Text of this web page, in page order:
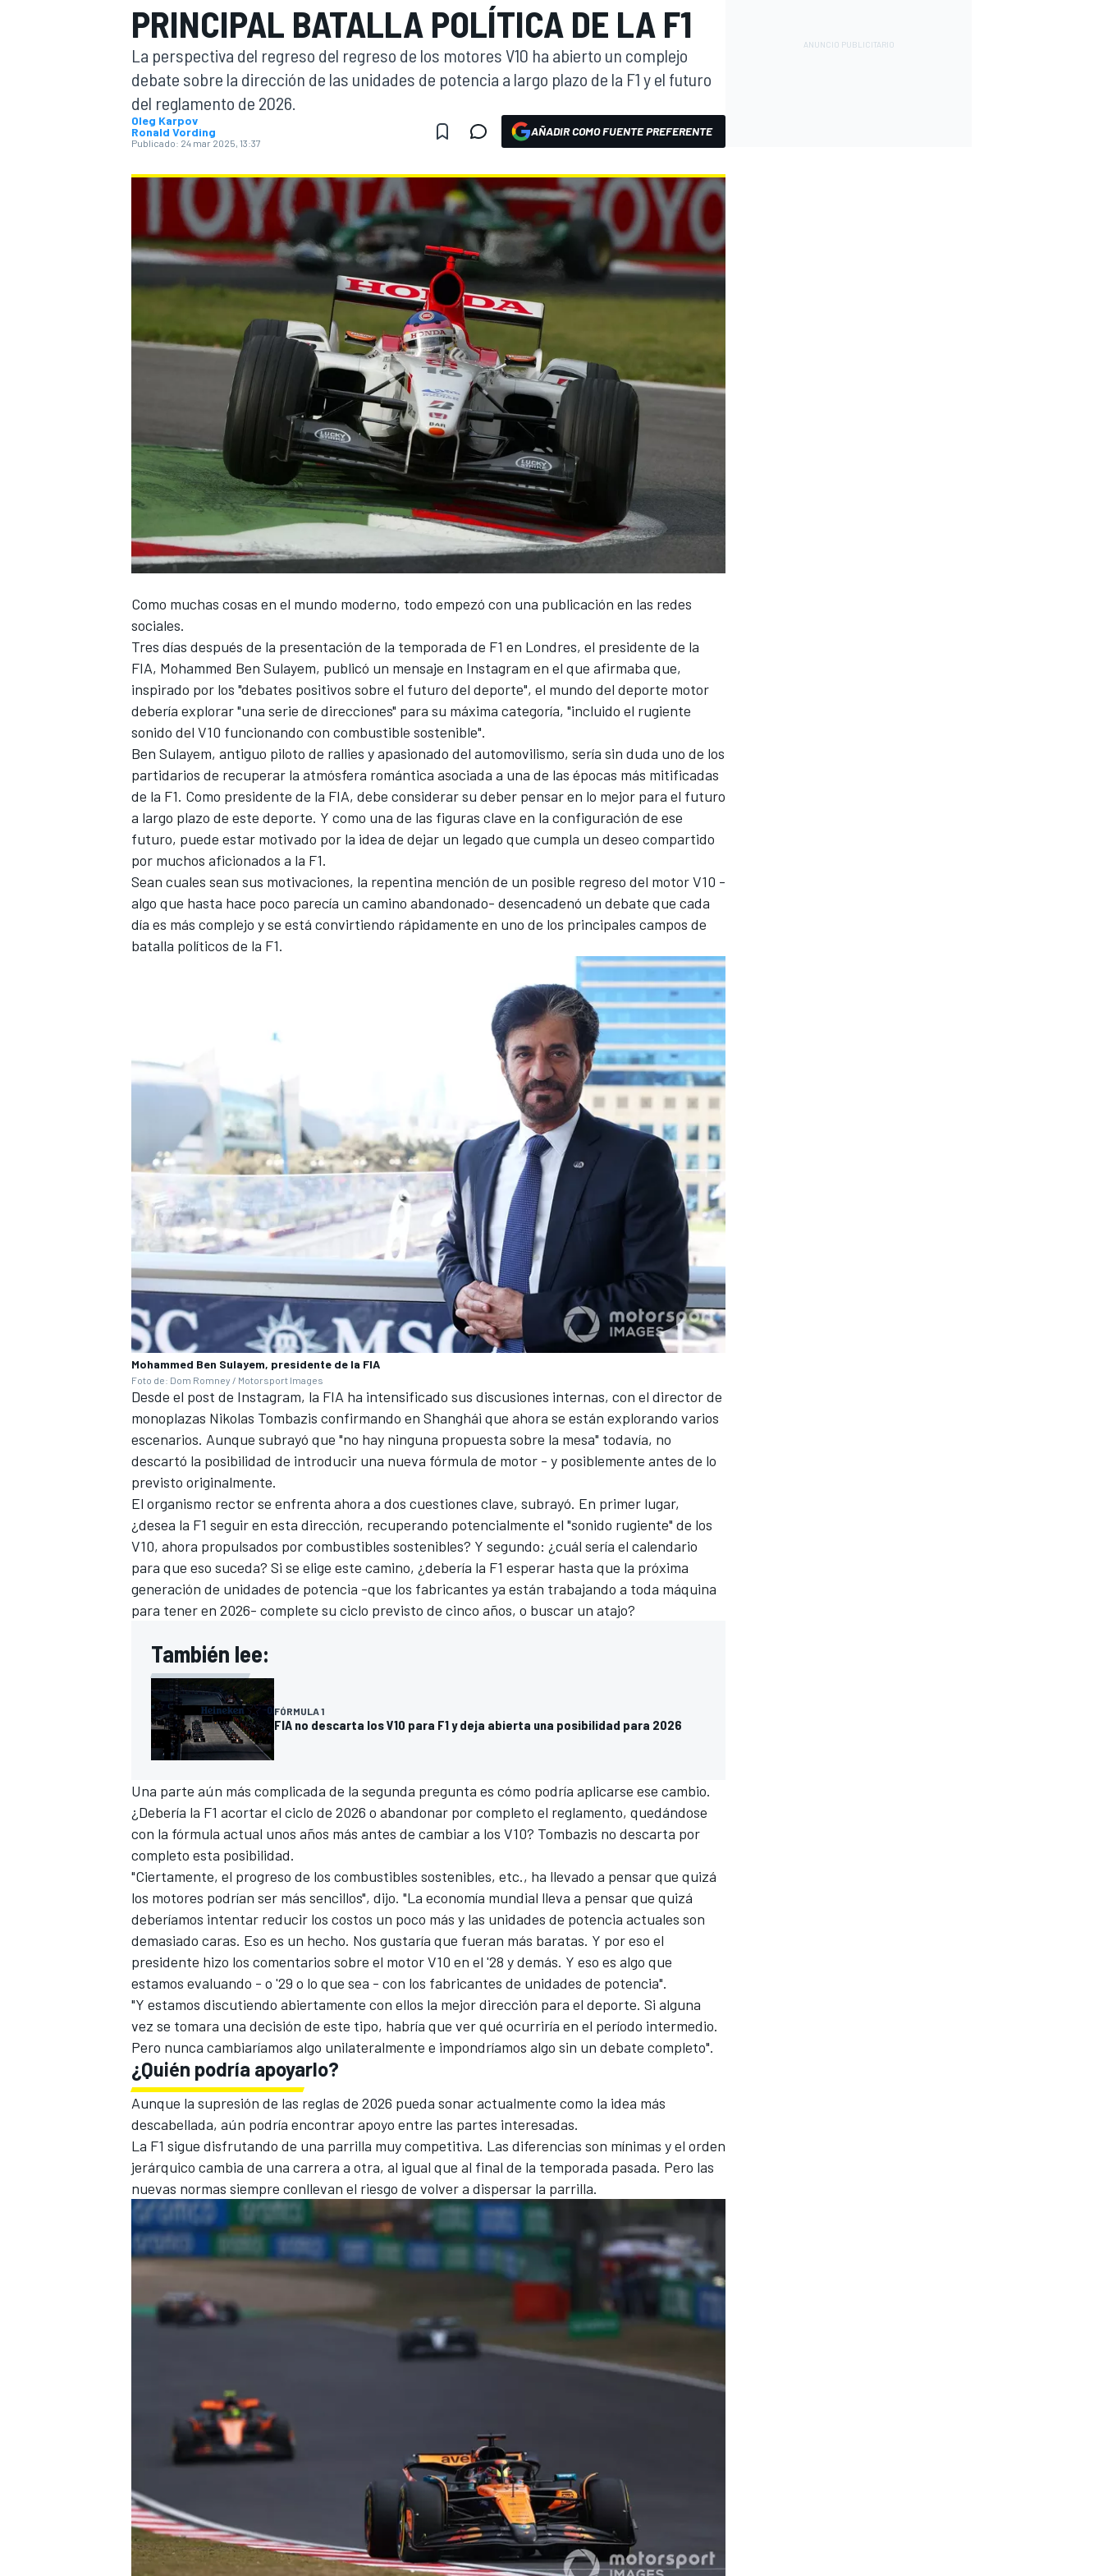
FÓRMULA E MOTO
NASCARINDYCARSPORTSCARRALLYTURISMO
MÁS
PRINCIPAL BATALLA POLÍTICA DE LA F1
La perspectiva del regreso del regreso de los motores V10 ha abierto un complejo
debate sobre la dirección de las unidades de potencia a largo plazo de la F1 y el futuro
del reglamento de 2026.
Oleg Karpov
Ronald Vording
Publicado: 24 mar 2025, 13:37
AÑADIR COMO FUENTE PREFERENTE
Como muchas cosas en el mundo moderno, todo empezó con una publicación en las redes
sociales.
Tres días después de la presentación de la temporada de F1 en Londres, el presidente de la
FIA, Mohammed Ben Sulayem, publicó un mensaje en Instagram en el que afirmaba que,
inspirado por los "debates positivos sobre el futuro del deporte", el mundo del deporte motor
debería explorar "una serie de direcciones" para su máxima categoría, "incluido el rugiente
sonido del V10 funcionando con combustible sostenible".
Ben Sulayem, antiguo piloto de rallies y apasionado del automovilismo, sería sin duda uno de los
partidarios de recuperar la atmósfera romántica asociada a una de las épocas más mitificadas
de la F1. Como presidente de la FIA, debe considerar su deber pensar en lo mejor para el futuro
a largo plazo de este deporte. Y como una de las figuras clave en la configuración de ese
futuro, puede estar motivado por la idea de dejar un legado que cumpla un deseo compartido
por muchos aficionados a la F1.
Sean cuales sean sus motivaciones, la repentina mención de un posible regreso del motor V10 -
algo que hasta hace poco parecía un camino abandonado- desencadenó un debate que cada
día es más complejo y se está convirtiendo rápidamente en uno de los principales campos de
batalla políticos de la F1.
Mohammed Ben Sulayem, presidente de la FIA
Foto de: Dom Romney / Motorsport Images
Desde el post de Instagram, la FIA ha intensificado sus discusiones internas, con el director de
monoplazas Nikolas Tombazis confirmando en Shanghái que ahora se están explorando varios
escenarios. Aunque subrayó que "no hay ninguna propuesta sobre la mesa" todavía, no
descartó la posibilidad de introducir una nueva fórmula de motor - y posiblemente antes de lo
previsto originalmente.
El organismo rector se enfrenta ahora a dos cuestiones clave, subrayó. En primer lugar,
¿desea la F1 seguir en esta dirección, recuperando potencialmente el "sonido rugiente" de los
V10, ahora propulsados por combustibles sostenibles? Y segundo: ¿cuál sería el calendario
para que eso suceda? Si se elige este camino, ¿debería la F1 esperar hasta que la próxima
generación de unidades de potencia -que los fabricantes ya están trabajando a toda máquina
para tener en 2026- complete su ciclo previsto de cinco años, o buscar un atajo?
También lee:
FÓRMULA 1
FIA no descarta los V10 para F1 y deja abierta una posibilidad para 2026
Una parte aún más complicada de la segunda pregunta es cómo podría aplicarse ese cambio.
¿Debería la F1 acortar el ciclo de 2026 o abandonar por completo el reglamento, quedándose
con la fórmula actual unos años más antes de cambiar a los V10? Tombazis no descarta por
completo esta posibilidad.
"Ciertamente, el progreso de los combustibles sostenibles, etc., ha llevado a pensar que quizá
los motores podrían ser más sencillos", dijo. "La economía mundial lleva a pensar que quizá
deberíamos intentar reducir los costos un poco más y las unidades de potencia actuales son
demasiado caras. Eso es un hecho. Nos gustaría que fueran más baratas. Y por eso el
presidente hizo los comentarios sobre el motor V10 en el '28 y demás. Y eso es algo que
estamos evaluando - o '29 o lo que sea - con los fabricantes de unidades de potencia".
"Y estamos discutiendo abiertamente con ellos la mejor dirección para el deporte. Si alguna
vez se tomara una decisión de este tipo, habría que ver qué ocurriría en el período intermedio.
Pero nunca cambiaríamos algo unilateralmente e impondríamos algo sin un debate completo".
¿Quién podría apoyarlo?
Aunque la supresión de las reglas de 2026 pueda sonar actualmente como la idea más
descabellada, aún podría encontrar apoyo entre las partes interesadas.
La F1 sigue disfrutando de una parrilla muy competitiva. Las diferencias son mínimas y el orden
jerárquico cambia de una carrera a otra, al igual que al final de la temporada pasada. Pero las
nuevas normas siempre conllevan el riesgo de volver a dispersar la parrilla.